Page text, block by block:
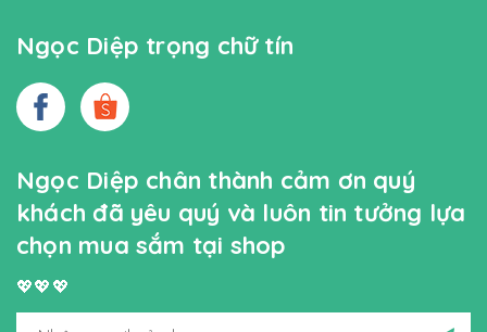
Ngọc Diệp trọng chữ tín
Ngọc Diệp chân thành cảm ơn quý
khách đã yêu quý và luôn tin tưởng lựa
chọn mua sắm tại shop
💖💖💖